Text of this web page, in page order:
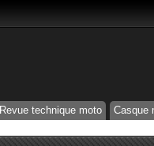
Revue technique moto Casque